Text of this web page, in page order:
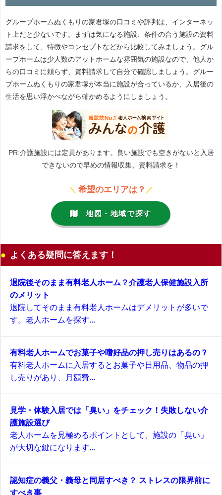
グループホームぬくもりの家君塚の口コミや評判は、インターネッ
ト上だと少ないです。まずは気になる施設、条件の合う施設の資料
請求をして、特徴やコンセプトなどから比較してみましょう。グル
ープホームは少人数のアットホームな雰囲気の施設なので、他人か
らの口コミに頼らず、資料請求して自分で確認しましょう。グルー
プホームぬくもりの家君塚が本当に施設が合っているか、入居後の
生活を思い浮かべながら確かめるようにしましょう。
PR:介護施設には定員があります。良い施設でも空きがないと入居
できないので早めの情報収集、資料請求を！
＼ 希望のエリアは？ ／
地図・地域で探す
よくある疑問に答えます！
退院後そのまま有料老人ホーム？介護老人保健施設入所
のメリット
退院してそのまま有料老人ホームはデメリットが多いで
す。老人ホームを探す...
有料老人ホームでお菓子や嗜好品の押し売りはあるの？
有料老人ホームに入居するとお菓子や日用品、物品の押
し売りがあり、月額費...
見学・体験入居では「臭い」をチェック！失敗しない介
護施設選び
老人ホームを見極めるポイントとして、施設の「臭い」
が大切な鍵になります...
認知症の義父・義母と同居すべき？ ストレスの限界前に
すべき事